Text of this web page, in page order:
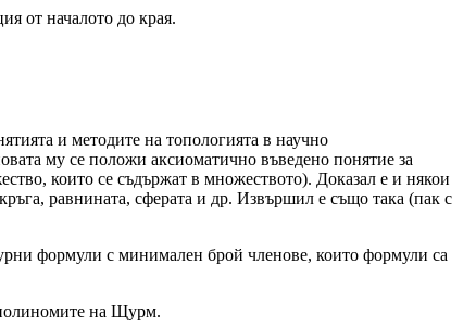
от началото до края.
и методите на топологията в научно
му се положи аксиоматично въведено понятие за
които се съдържат в множеството). Доказал е и някои
равнината, сферата и др. Извършил е също така (пак с
формули с минимален брой членове, които формули са
полиномите на Щурм.